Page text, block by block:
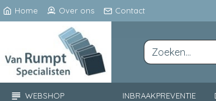
Home Over ons Contact
WEBSHOP INBRAAKPREVENTIE